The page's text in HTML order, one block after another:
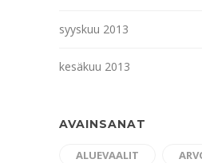
syyskuu 2013
kesäkuu 2013
AVAINSANAT
ALUEVAALIT